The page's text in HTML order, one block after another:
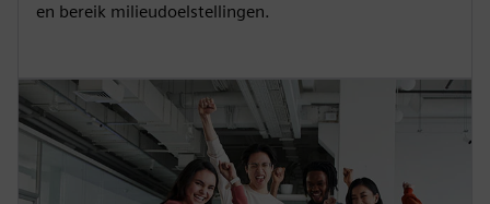
en bereik milieudoelstellingen.